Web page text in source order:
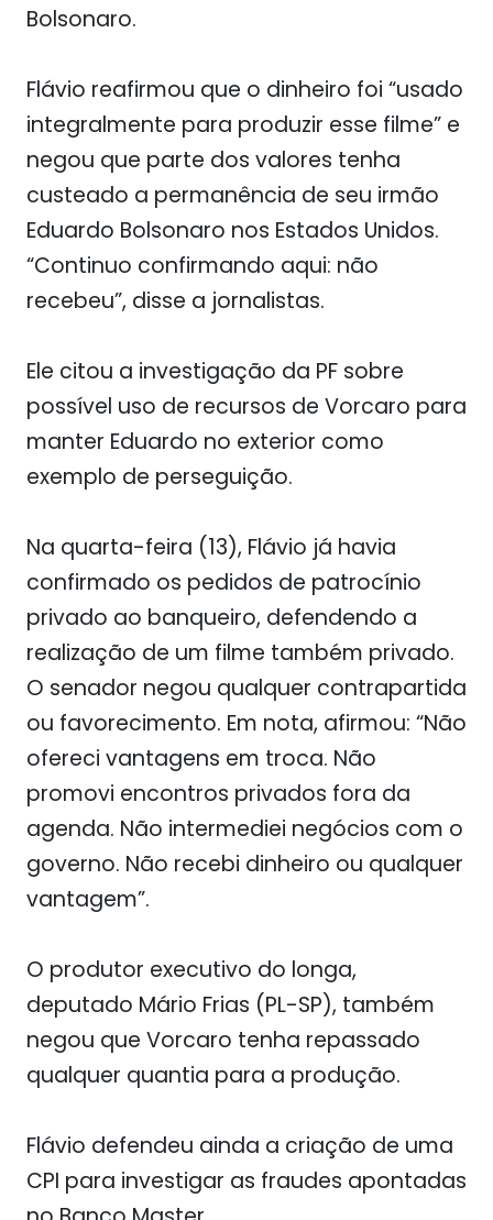
Bolsonaro.
Flávio reafirmou que o dinheiro foi “usado
integralmente para produzir esse filme” e
negou que parte dos valores tenha
custeado a permanência de seu irmão
Eduardo Bolsonaro nos Estados Unidos.
“Continuo confirmando aqui: não
recebeu”, disse a jornalistas.
Ele citou a investigação da PF sobre
possível uso de recursos de Vorcaro para
manter Eduardo no exterior como
exemplo de perseguição.
Na quarta-feira (13), Flávio já havia
confirmado os pedidos de patrocínio
privado ao banqueiro, defendendo a
realização de um filme também privado.
O senador negou qualquer contrapartida
ou favorecimento. Em nota, afirmou: “Não
ofereci vantagens em troca. Não
promovi encontros privados fora da
agenda. Não intermediei negócios com o
governo. Não recebi dinheiro ou qualquer
vantagem”.
O produtor executivo do longa,
deputado Mário Frias (PL-SP), também
negou que Vorcaro tenha repassado
qualquer quantia para a produção.
Flávio defendeu ainda a criação de uma
CPI para investigar as fraudes apontadas